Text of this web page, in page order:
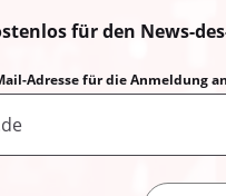
für den News-
Adresse für die Anmeldung an